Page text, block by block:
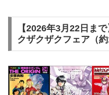
【2026年3月22日ま
クザクザクフェア（約